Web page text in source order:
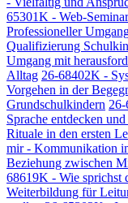
65301K - Web-
Professioneller
Qualifizierung
Umgang mit
Alltag 26-68402K -
Vorgehen in der
Grundschulkindern
Sprache entdecken
Rituale in den ersten
mir - Kommunikation
Beziehung zwischen
68619K - Wie sprichst
Weiterbildung für